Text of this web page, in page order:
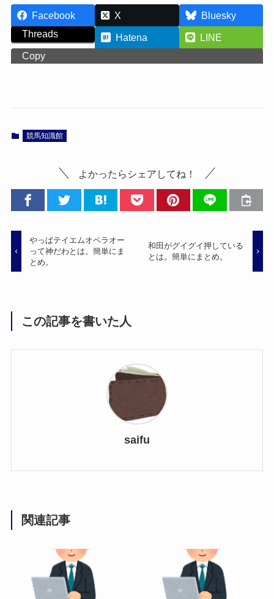
Facebook X
Bluesky
Threads
Hatena
LINE
Copy
競馬知識館
よかったらシェアしてね！
やっぱテイエムオペラオー
って神だわとは。簡単にま
とめ。
和田がグイグイ押している
とは。簡単にまとめ。
この記事を書いた人
saifu
関連記事